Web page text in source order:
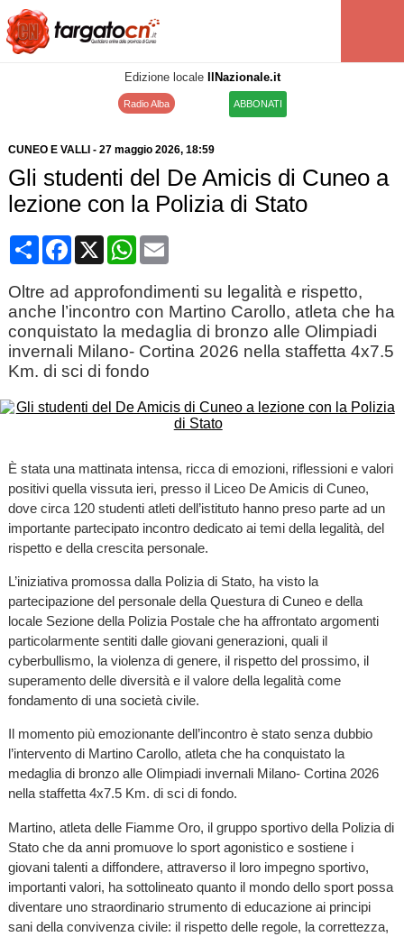
Edizione locale IlNazionale.it
Radio Alba ABBONATI
CUNEO E VALLI - 27 maggio 2026, 18:59
Gli studenti del De Amicis di Cuneo a
lezione con la Polizia di Stato
CondividiFacebook
X WhatsApp
Email
Oltre ad approfondimenti su legalità e rispetto,
anche l’incontro con Martino Carollo, atleta che ha
conquistato la medaglia di bronzo alle Olimpiadi
invernali Milano- Cortina 2026 nella staffetta 4x7.5
Km. di sci di fondo
È stata una mattinata intensa, ricca di emozioni, riflessioni e valori
positivi quella vissuta ieri, presso il Liceo De Amicis di Cuneo,
dove circa 120 studenti atleti dell’istituto hanno preso parte ad un
importante partecipato incontro dedicato ai temi della legalità, del
rispetto e della crescita personale.
L’iniziativa promossa dalla Polizia di Stato, ha visto la
partecipazione del personale della Questura di Cuneo e della
locale Sezione della Polizia Postale che ha affrontato argomenti
particolarmente sentiti dalle giovani generazioni, quali il
cyberbullismo, la violenza di genere, il rispetto del prossimo, il
superamento delle diversità e il valore della legalità come
fondamento di una società civile.
Il momento più emozionante dell’incontro è stato senza dubbio
l’intervento di Martino Carollo, atleta che ha conquistato la
medaglia di bronzo alle Olimpiadi invernali Milano- Cortina 2026
nella staffetta 4x7.5 Km. di sci di fondo.
Martino, atleta delle Fiamme Oro, il gruppo sportivo della Polizia di
Stato che da anni promuove lo sport agonistico e sostiene i
giovani talenti a diffondere, attraverso il loro impegno sportivo,
importanti valori, ha sottolineato quanto il mondo dello sport possa
diventare uno straordinario strumento di educazione ai principi
sani della convivenza civile: il rispetto delle regole, la correttezza,